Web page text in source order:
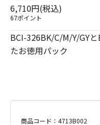
6,710円(税込)
67ポイント
BCI-326BK/C/M/Y/GY
たお徳用パック
商品コード：4713B002